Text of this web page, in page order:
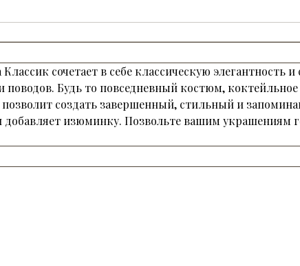
сочетает в себе классическую
Будь то повседневный костюм,
создать завершенный, стильный и
добавляет изюминку. Позвольте вашим украшениям